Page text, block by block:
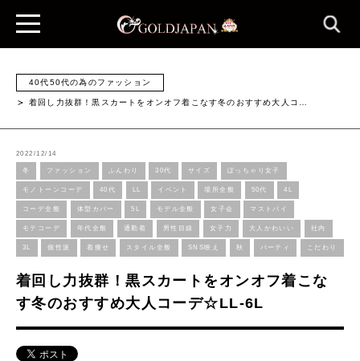
40代50代の為のファッション
着回し力抜群！黒スカートをオンオフ着こなす冬のおすすめ大人コ…
2022/12/14
冬 ファッション ふんわり 30代 サイズ ぽっちゃり女子
モノトーンコーデ 40代 LL イベント 場所全般 50代 4L
コーデ全般 体型カバー 5L モデル全般 女子会 マストバイ
モテコーデ 年代全般 通勤着 男性目線 女子力 大人かわいい 社内
3L 個性派 着痩せ スタイル全般 SNS映え 秋 パーティ こだわり
着回し力抜群！黒スカートをオンオフ着こな
す冬のおすすめ大人コーデ☆LL-6L